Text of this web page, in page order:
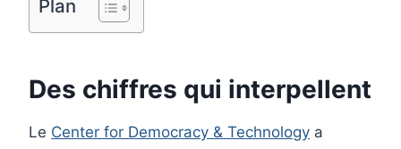
k
s n
Plan
Des chiffres qui interpellent
Le Center for Democracy & Technology a